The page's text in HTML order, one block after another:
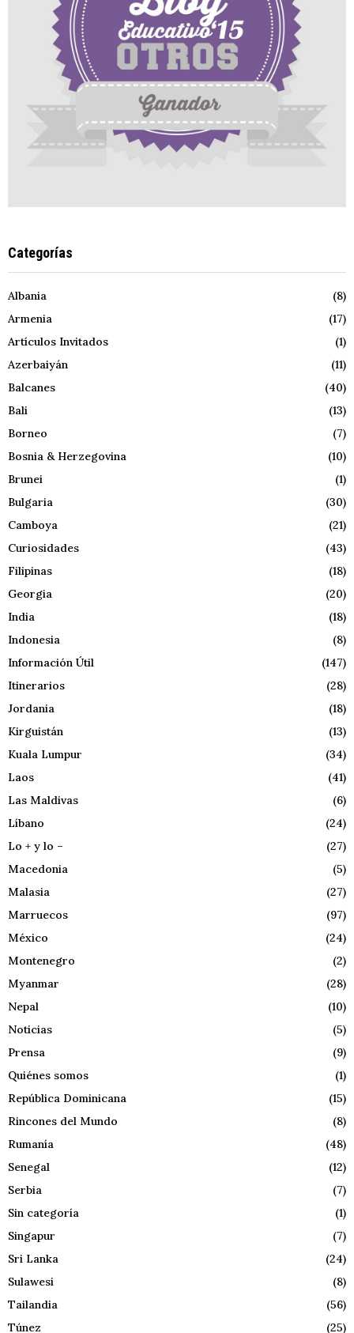
Categorías
Albania
(8)
Armenia
(17)
Artículos Invitados
(1)
Azerbaiyán
(11)
Balcanes
(40)
Bali
(13)
Borneo
(7)
Bosnia & Herzegovina
(10)
Brunei
(1)
Bulgaria
(30)
Camboya
(21)
Curiosidades
(43)
Filipinas
(18)
Georgia
(20)
India
(18)
Indonesia
(8)
Información Útil
(147)
Itinerarios
(28)
Jordania
(18)
Kirguistán
(13)
Kuala Lumpur
(34)
Laos
(41)
Las Maldivas
(6)
Líbano
(24)
Lo + y lo –
(27)
Macedonia
(5)
Malasia
(27)
Marruecos
(97)
México
(24)
Montenegro
(2)
Myanmar
(28)
Nepal
(10)
Noticias
(5)
Prensa
(9)
Quiénes somos
(1)
República Dominicana
(15)
Rincones del Mundo
(8)
Rumanía
(48)
Senegal
(12)
Serbia
(7)
Sin categoría
(1)
Singapur
(7)
Sri Lanka
(24)
Sulawesi
(8)
Tailandia
(56)
Túnez
(25)